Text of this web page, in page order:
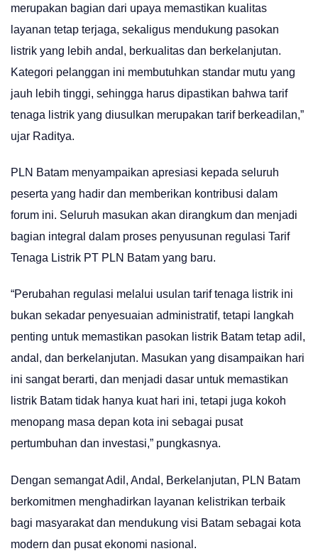
merupakan bagian dari upaya memastikan kualitas
layanan tetap terjaga, sekaligus mendukung pasokan
listrik yang lebih andal, berkualitas dan berkelanjutan.
Kategori pelanggan ini membutuhkan standar mutu yang
jauh lebih tinggi, sehingga harus dipastikan bahwa tarif
tenaga listrik yang diusulkan merupakan tarif berkeadilan,”
ujar Raditya.
PLN Batam menyampaikan apresiasi kepada seluruh
peserta yang hadir dan memberikan kontribusi dalam
forum ini. Seluruh masukan akan dirangkum dan menjadi
bagian integral dalam proses penyusunan regulasi Tarif
Tenaga Listrik PT PLN Batam yang baru.
“Perubahan regulasi melalui usulan tarif tenaga listrik ini
bukan sekadar penyesuaian administratif, tetapi langkah
penting untuk memastikan pasokan listrik Batam tetap adil,
andal, dan berkelanjutan. Masukan yang disampaikan hari
ini sangat berarti, dan menjadi dasar untuk memastikan
listrik Batam tidak hanya kuat hari ini, tetapi juga kokoh
menopang masa depan kota ini sebagai pusat
pertumbuhan dan investasi,” pungkasnya.
Dengan semangat Adil, Andal, Berkelanjutan, PLN Batam
berkomitmen menghadirkan layanan kelistrikan terbaik
bagi masyarakat dan mendukung visi Batam sebagai kota
modern dan pusat ekonomi nasional.